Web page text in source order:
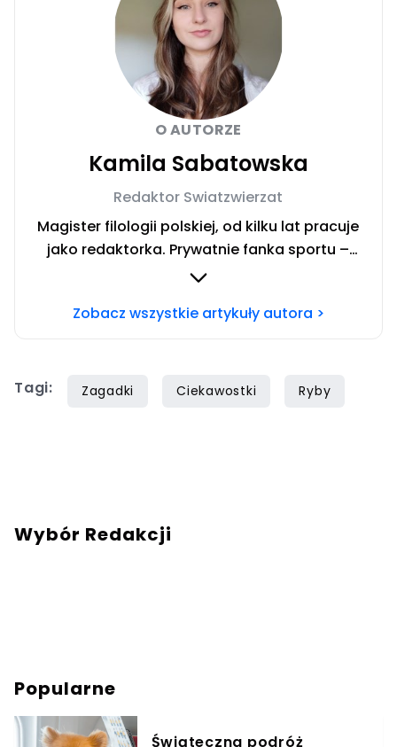
O AUTORZE
Kamila Sabatowska
Redaktor Swiatzwierzat
Magister filologii polskiej, od kilku lat pracuje
jako redaktorka. Prywatnie fanka sportu –
zwłaszcza siatkówki i miłośniczka zwierząt.
ze mną skontaktować?Napisz adresowaną do
Zobacz wszystkie artykuły autora >
Tagi: Zagadki Ciekawostki Ryby
Wybór Redakcji
Popularne
Świąteczna podróż